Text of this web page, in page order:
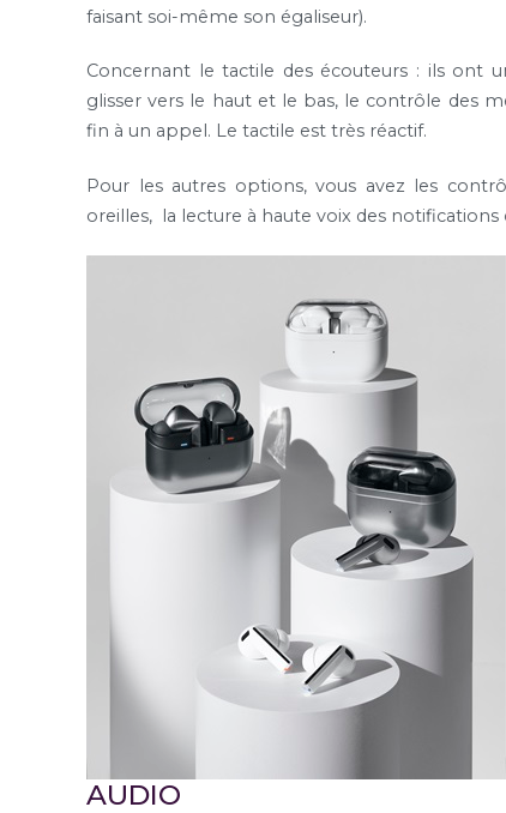
faisant soi-même son égaliseur).
Concernant le tactile des écouteurs : ils ont
glisser vers le haut et le bas, le contrôle des
fin à un appel. Le tactile est très réactif.
Pour les autres options, vous avez les
oreilles, la lecture à haute voix des
AUDIO